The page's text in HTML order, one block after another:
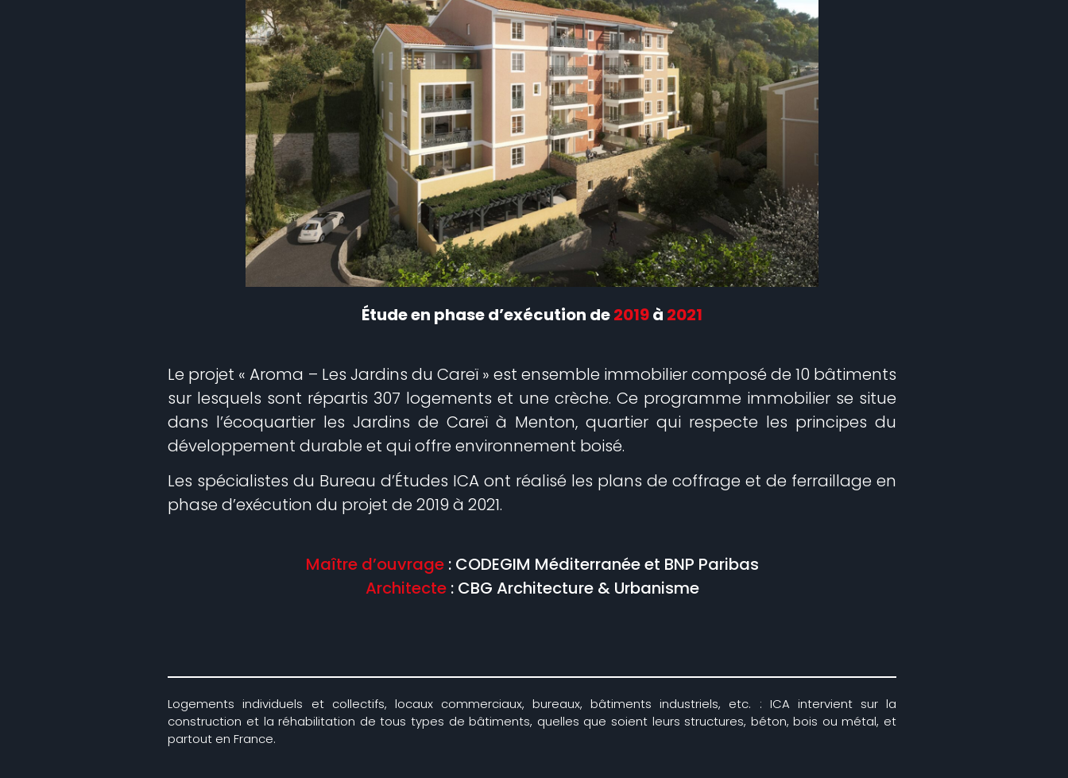
Étude en phase d’exécution de2019à 2021
Le projet « Aroma – Les Jardins du Careï » est ensemble immobilier composé de 10 bâtiments
sur lesquels sont répartis 307 logements et une crèche. Ce programme immobilier se situe
dans l’écoquartier les Jardins de Careï à Menton, quartier qui respecte les principes du
développement durable et qui offre environnement boisé.
Les spécialistes du Bureau d’Études ICA ont réalisé les plans de coffrage et de ferraillage en
phase d’exécution du projet de 2019 à 2021.
Maître d’ouvrage: CODEGIM Méditerranée et BNP Paribas
Architecte : CBG Architecture & Urbanisme
Logements individuels et collectifs, locaux commerciaux, bureaux, bâtiments industriels, etc. : ICA intervient sur la
construction et la réhabilitation de tous types de bâtiments, quelles que soient leurs structures, béton, bois ou métal, et
partout en France.